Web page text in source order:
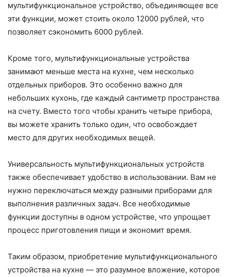
мультифункциональное устройство, объединяющее все
эти функции, может стоить около 12000 рублей, что
позволяет сэкономить 6000 рублей.
Кроме того, мультифункциональные устройства
занимают меньше места на кухне, чем несколько
отдельных приборов. Это особенно важно для
небольших кухонь, где каждый сантиметр пространства
на счету. Вместо того чтобы хранить четыре прибора,
вы можете хранить только один, что освобождает
место для других необходимых вещей.
Универсальность мультифункциональных устройств
также обеспечивает удобство в использовании. Вам не
нужно переключаться между разными приборами для
выполнения различных задач. Все необходимые
функции доступны в одном устройстве, что упрощает
процесс приготовления пищи и экономит время.
Таким образом, приобретение мультифункционального
устройства на кухне — это разумное вложение, которое